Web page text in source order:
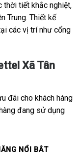
thời tiết khắc nghiệt,
Trung. Thiết kế
các vị trí như cổng
Xã Tân
đãi cho khách hàng
đang sử dụng
NỔI BẬT